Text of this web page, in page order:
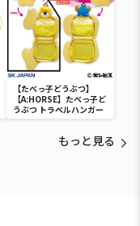
【たべっ子どうぶつ】
【A:HORSE】たべっ子ど
うぶつ トラベルハンガー
もっと見る